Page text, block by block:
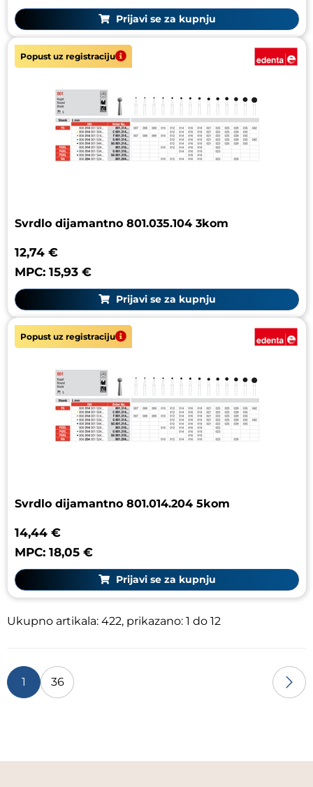
Prijavi se za kupnju
Popust uz registraciju
Svrdlo dijamantno 801.035.104 3kom
12,74 €
MPC: 15,93 €
Prijavi se za kupnju
Popust uz registraciju
Svrdlo dijamantno 801.014.204 5kom
14,44 €
MPC: 18,05 €
Prijavi se za kupnju
Ukupno artikala: 422, prikazano: 1 do 12
1 36